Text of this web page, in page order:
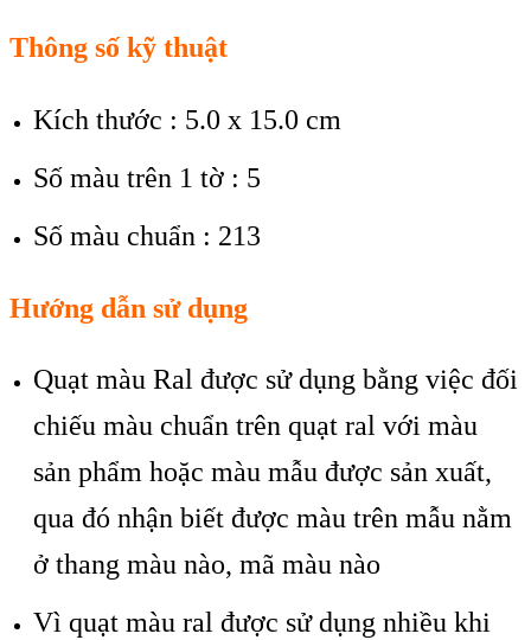
Thông số kỹ thuật
Kích thước : 5.0 x 15.0 cm
Số màu trên 1 tờ : 5
Số màu chuẩn : 213
Hướng dẫn sử dụng
Quạt màu Ral được sử dụng bằng việc đối
chiếu màu chuẩn trên quạt ral với màu
sản phẩm hoặc màu mẫu được sản xuất,
qua đó nhận biết được màu trên mẫu nằm
ở thang màu nào, mã màu nào
Vì quạt màu ral được sử dụng nhiều khi